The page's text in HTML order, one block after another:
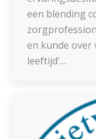
een blending
en kunde over
leeftijd’…